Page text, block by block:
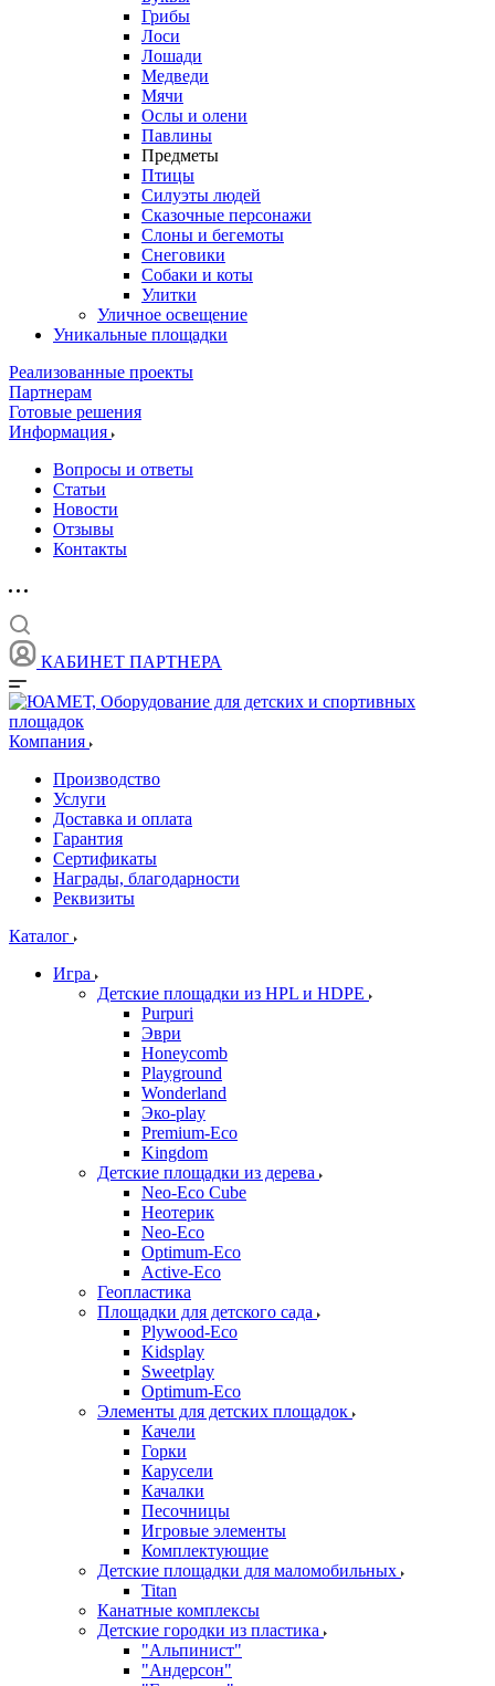
Грибы
Лоси
Лошади
Медведи
Мячи
Ослы и олени
Павлины
Предметы
Птицы
Силуэты людей
Сказочные персонажи
Слоны и бегемоты
Снеговики
Собаки и коты
Улитки
Уличное освещение
Уникальные площадки
Реализованные проекты
Партнерам
Готовые решения
Информация
Вопросы и ответы
Статьи
Новости
Отзывы
Контакты
КАБИНЕТ ПАРТНЕРА
Компания
Производство
Услуги
Доставка и оплата
Гарантия
Сертификаты
Награды, благодарности
Реквизиты
Каталог
Игра
Детские площадки из HPL и HDPE
Purpuri
Эври
Honeycomb
Playground
Wonderland
Эко-play
Premium-Eco
Kingdom
Детские площадки из дерева
Neo-Eco Cube
Неотерик
Neo-Eco
Оptimum-Еco
Active-Eco
Геопластика
Площадки для детского сада
Plywood-Eco
Kidsplay
Sweetplay
Оptimum-Еco
Элементы для детских площадок
Качели
Горки
Карусели
Качалки
Песочницы
Игровые элементы
Комплектующие
Детские площадки для маломобильных
Titan
Канатные комплексы
Детские городки из пластика
"Альпинист"
"Андерсон"